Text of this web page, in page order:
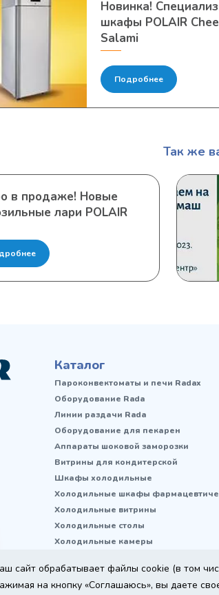
сайт обрабатывает файлы cookie (в том
на кнопку «Соглашаюсь», вы даете
Новинка!
шкафы POLAIR
Salami
Подробнее
Так же
в продаже! Новые
лари POLAIR
Каталог
Пароконвектоматы и печи Radax
Оборудование Rada
Линии раздачи Rada
Оборудование для пекарен
Аппараты шоковой заморозки
Витрины для кондитерской
Шкафы холодильные
Холодильные шкафы
Холодильные витрины
Холодильные столы
Холодильные камеры
Магазиностроение
Термоконтейнеры FoodLine
заявку